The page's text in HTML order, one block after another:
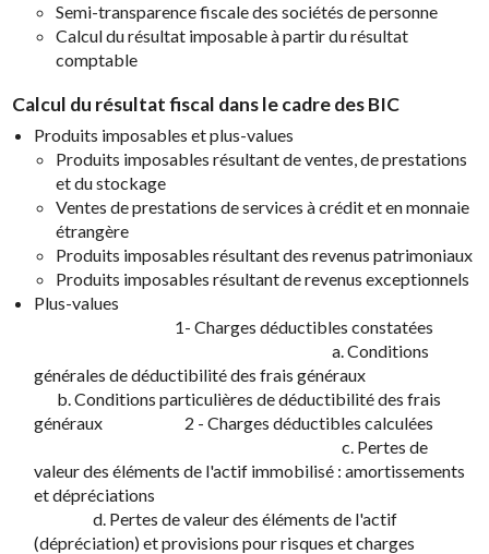
Semi-transparence fiscale des sociétés de personne
Calcul du résultat imposable à partir du résultat
comptable
Calcul du résultat fiscal dans le cadre des BIC
Produits imposables et plus-values
Produits imposables résultant de ventes, de prestations
et du stockage
Ventes de prestations de services à crédit et en monnaie
étrangère
Produits imposables résultant des revenus patrimoniaux
Produits imposables résultant de revenus exceptionnels
Plus-values
1- Charges déductibles constatées
a. Conditions
générales de déductibilité des frais généraux
b. Conditions particulières de déductibilité des frais
généraux 2 - Charges déductibles calculées
c. Pertes de
valeur des éléments de l'actif immobilisé : amortissements
et dépréciations
d. Pertes de valeur des éléments de l'actif
(dépréciation) et provisions pour risques et charges